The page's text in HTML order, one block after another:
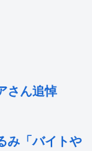
さん追悼
み「バイトや